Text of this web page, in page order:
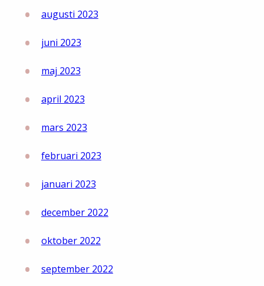
augusti 2023
juni 2023
maj 2023
april 2023
mars 2023
februari 2023
januari 2023
december 2022
oktober 2022
september 2022